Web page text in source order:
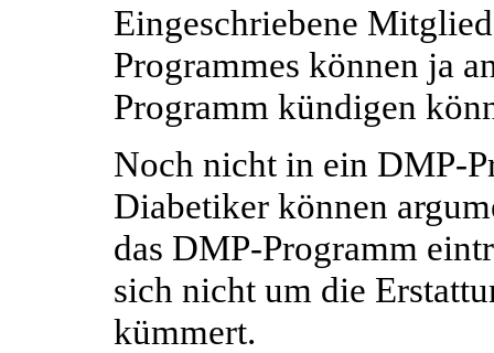
Eingeschriebene
Programmes können ja
Programm kündigen
Noch nicht in ein DMP-
Diabetiker können
das DMP-Programm
sich nicht um die
kümmert.